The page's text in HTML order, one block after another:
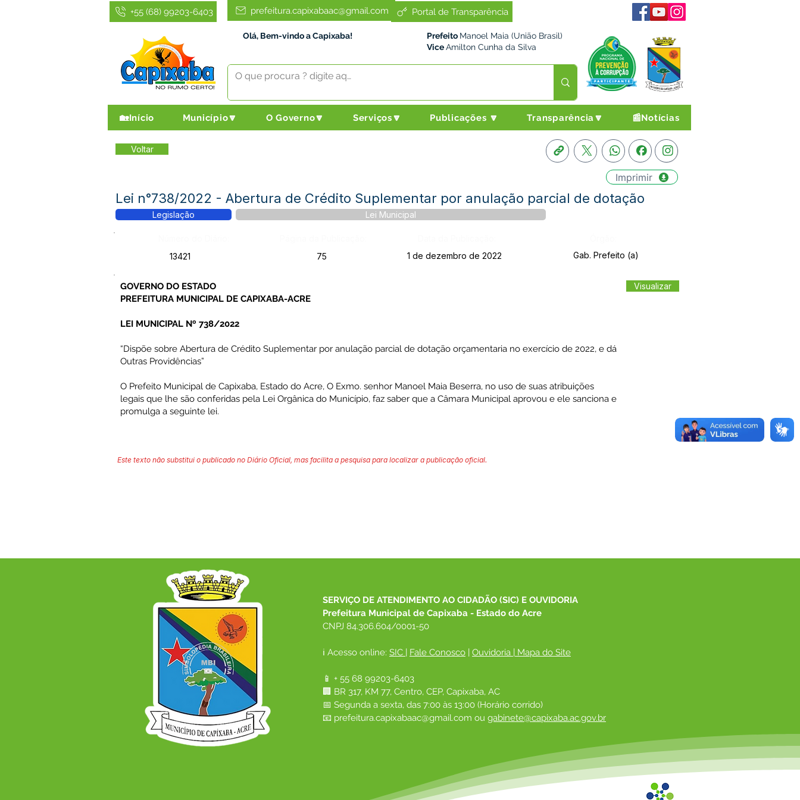
Portal de Transparência
prefeitura.capixabaac@gmail.com
+55 (68) 99203-6403
Olá, Bem-vindo a Capixaba! Prefeito Manoel Maia (União Brasil)
ViceAmilton Cunha da Silva
🏡Início Município🔽 O Governo🔽 Serviços🔽 Publicações 🔽 Transparência🔽 📰Notícias
Voltar
Imprimir
Lei n°738/2022 - Abertura de Crédito Suplementar por anulação parcial de dotação
Legislação Lei Municipal
13421
75 1 de dezembro de 2022 Gab. Prefeito (a)
GOVERNO DO ESTADO
PREFEITURA MUNICIPAL DE CAPIXABA-ACRE
LEI MUNICIPAL Nº 738/2022
“Dispõe sobre Abertura de Crédito Suplementar por anulação parcial de dotação orçamentaria no exercício de 2022, e dá
Outras Providências”
O Prefeito Municipal de Capixaba, Estado do Acre, O Exmo. senhor Manoel Maia Beserra, no uso de suas atribuições
legais que lhe são conferidas pela Lei Orgânica do Município, faz saber que a Câmara Municipal aprovou e ele sanciona e
promulga a seguinte lei.
Visualizar
Este texto não substitui o publicado no Diário Oficial, mas facilita a pesquisa para localizar a publicação oficial.
SERVIÇO DE ATENDIMENTO AO CIDADÃO (SIC) E OUVIDORIA
Prefeitura Municipal de Capixaba - Estado do Acre
CNPJ 84.306.604/0001-50
ℹ️ Acesso online: SIC | Fale Conosco | Ouvidoria | Mapa do Site
📱 + 55 68 99203-6403
🏢 BR 317, KM 77, Centro, CEP, Capixaba, AC
📅 Segunda a sexta, das 7:00 às 13:00 (Horário corrido)
📧 prefeitura.capixabaac@gmail.com ou gabinete@capixaba.ac.gov.br